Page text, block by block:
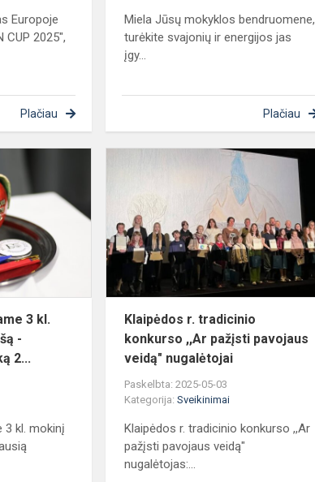
Europoje
CUP 2025",
Plačiau
Miela Jūsų mokyklos bendruomene,
turėkite svajonių ir energijos jas
įgy...
Plačiau
mokinį
Danielių
Šaunia...
3 kl.
-
2...
3 kl. mokinį
Klaipėdos r. tradicinio
konkurso ,,Ar pažįsti pavojaus
veidą" nugalėtojai
Paskelbta: 2025-05-03
Kategorija:Sveikinimai
Klaipėdos r. tradicinio konkurso ,,Ar
pažįsti pavojaus veidą"
nugalėtojas:...